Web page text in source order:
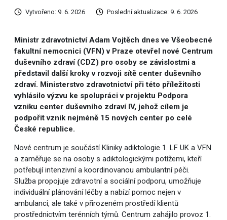
Vytvořeno: 9. 6. 2026 Poslední aktualizace: 9. 6. 2026
Ministr zdravotnictví Adam Vojtěch dnes ve Všeobecné
fakultní nemocnici (VFN) v Praze otevřel nové Centrum
duševního zdraví (CDZ) pro osoby se závislostmi a
představil další kroky v rozvoji sítě center duševního
zdraví. Ministerstvo zdravotnictví při této příležitosti
vyhlásilo výzvu ke spolupráci v projektu Podpora
vzniku center duševního zdraví IV, jehož cílem je
podpořit vznik nejméně 15 nových center po celé
České republice.
Nové centrum je součástí Kliniky adiktologie 1. LF UK a VFN
a zaměřuje se na osoby s adiktologickými potížemi, kteří
potřebují intenzivní a koordinovanou ambulantní péči.
Služba propojuje zdravotní a sociální podporu, umožňuje
individuální plánování léčby a nabízí pomoc nejen v
ambulanci, ale také v přirozeném prostředí klientů
prostřednictvím terénních týmů. Centrum zahájilo provoz 1.